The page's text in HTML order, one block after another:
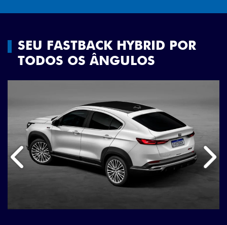
SEU FASTBACK HYBRID POR
TODOS OS ÂNGULOS
Anterior